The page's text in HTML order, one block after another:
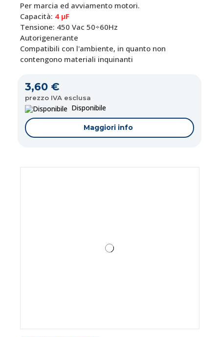
Per marcia ed avviamento motori.
Capacità: 4 μF
Tensione: 450 Vac 50÷60Hz
Autorigenerante
Compatibili con l'ambiente, in quanto non
contengono materiali inquinanti
3,60 €
prezzo IVA esclusa
Disponibile
Maggiori info